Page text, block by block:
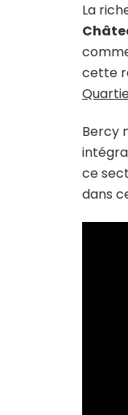
La
cette
Bercy
ce
dans